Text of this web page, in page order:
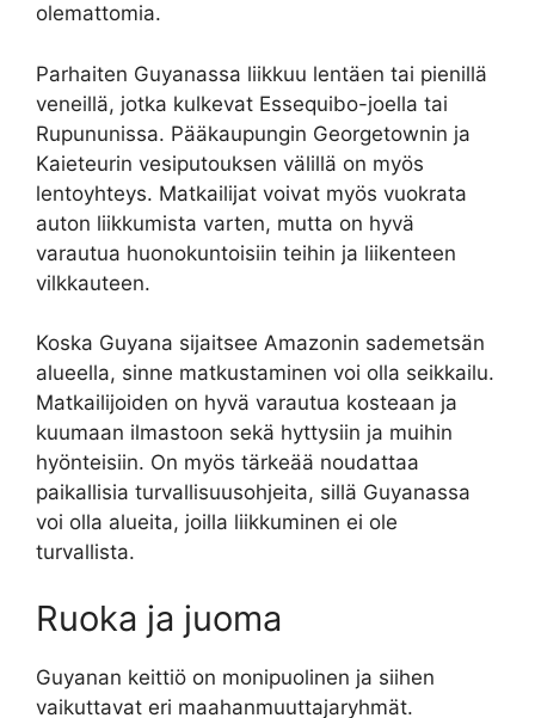
olemattomia.
Parhaiten Guyanassa liikkuu lentäen tai pienillä
veneillä, jotka kulkevat Essequibo-joella tai
Rupununissa. Pääkaupungin Georgetownin ja
Kaieteurin vesiputouksen välillä on myös
lentoyhteys. Matkailijat voivat myös vuokrata
auton liikkumista varten, mutta on hyvä
varautua huonokuntoisiin teihin ja liikenteen
vilkkauteen.
Koska Guyana sijaitsee Amazonin sademetsän
alueella, sinne matkustaminen voi olla seikkailu.
Matkailijoiden on hyvä varautua kosteaan ja
kuumaan ilmastoon sekä hyttysiin ja muihin
hyönteisiin. On myös tärkeää noudattaa
paikallisia turvallisuusohjeita, sillä Guyanassa
voi olla alueita, joilla liikkuminen ei ole
turvallista.
Ruoka ja juoma
Guyanan keittiö on monipuolinen ja siihen
vaikuttavat eri maahanmuuttajaryhmät.